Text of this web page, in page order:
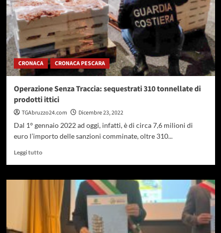
CRONACA CRONACA PESCARA
Operazione Senza Traccia: sequestrati 310 tonnellate di
prodotti ittici
TGAbruzzo24.com
Dicembre 23, 2022
Dal 1° gennaio 2022 ad oggi, infatti, è di circa 7,6 milioni di
euro l’importo delle sanzioni comminate, oltre 310...
Leggi tuttoLeggi
su
Operazione
Traccia:
sequestrati